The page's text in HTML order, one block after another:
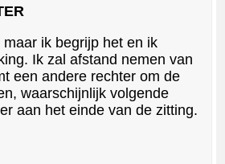
ik begrijp het en ik
Ik zal afstand nemen van
een andere rechter om de
waarschijnlijk volgende
aan het einde van de zitting.